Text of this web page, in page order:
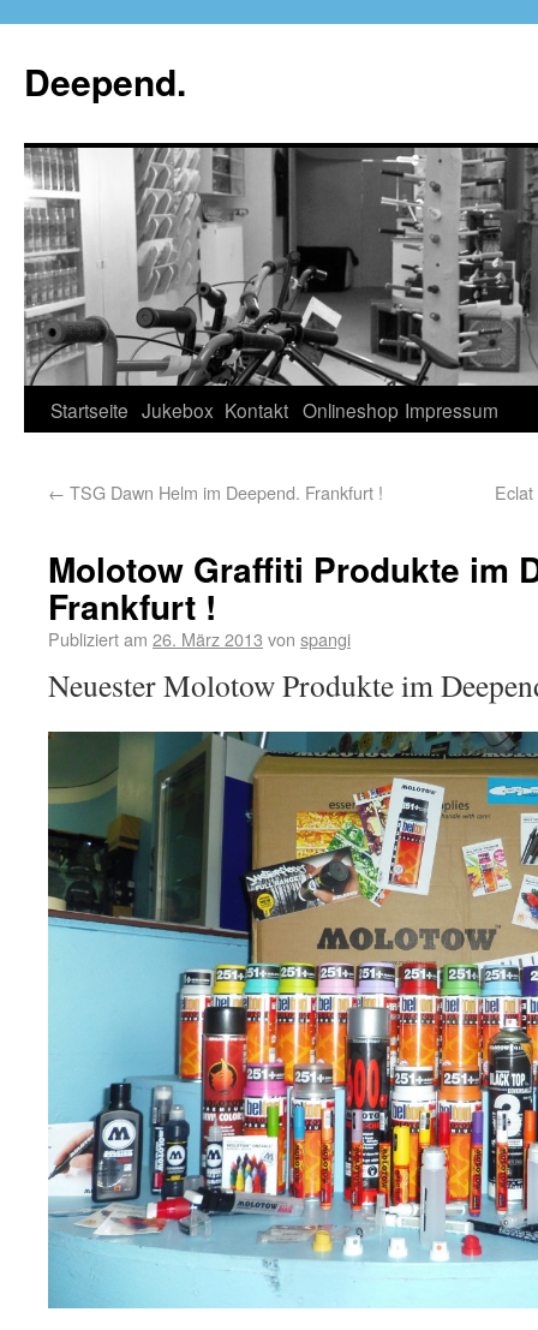
Deepend.
Startseite Jukebox Kontakt Onlineshop Impressum
← TSG Dawn Helm im Deepend. Frankfurt !
Molotow Graffiti Produkte im
Frankfurt !
Publiziert am 26. März 2013 von spangi
Neuester Molotow Produkte im